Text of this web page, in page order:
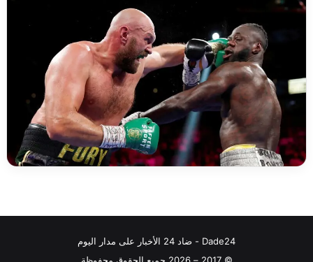
Dade24 - ضاد 24 الأخبار على مدار اليوم
© 2017 – 2026 جميع الحقوق محفوظة